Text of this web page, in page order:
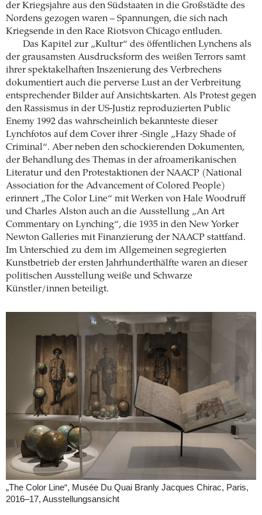
der Kriegsjahre aus den Südstaaten in die Großstädte des
Nordens gezogen waren – Spannungen, die sich nach
Kriegsende in den Race Riotsvon Chicago entluden.
Das Kapitel zur „Kultur“ des öffentlichen Lynchens als
der grausamsten Ausdrucksform des weißen Terrors samt
ihrer spektakelhaften Inszenierung des Verbrechens
dokumentiert auch die perverse Lust an der Verbreitung
entsprechender Bilder auf Ansichtskarten. Als Protest gegen
den Rassismus in der US-Justiz reproduzierten Public
Enemy 1992 das wahrscheinlich bekannteste dieser
Lynchfotos auf dem Cover ihrer -Single „Hazy Shade of
Criminal“. Aber neben den schockierenden Dokumenten,
der Behandlung des Themas in der afroamerikanischen
Literatur und den Protestaktionen der NAACP (National
Association for the Advancement of Colored People)
erinnert „The Color Line“ mit Werken von Hale Woodruff
und Charles Alston auch an die Ausstellung „An Art
Commentary on Lynching“, die 1935 in den New Yorker
Newton Galleries mit Finanzierung der NAACP stattfand.
Im Unterschied zu dem im Allgemeinen segregierten
Kunstbetrieb der ersten Jahrhunderthälfte waren an dieser
politischen Ausstellung weiße und Schwarze
Künstler/innen beteiligt.
„The Color Line“, Musée Du Quai Branly Jacques Chirac, Paris,
2016–17, Ausstellungsansicht